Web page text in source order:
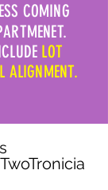
COMING
LOT
ALIGNMENT.